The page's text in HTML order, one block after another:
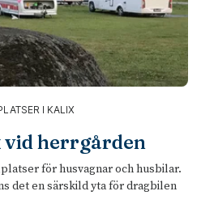
I KALIX
herrgården
för husvagnar och husbilar.
det en särskild yta för dragbilen